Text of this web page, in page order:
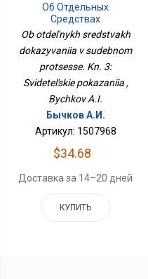
Об Отдельных
Средствах
Доказывания В
Судебном Процессе. Кн.
3: Свидетельские
Показания
Ob otdel'nykh sredstvakh
dokazyvaniia v sudebnom
protsesse. Kn. 3:
Svidetel'skie pokazaniia ,
Bychkov A.I.
Бычков А.И.
Артикул: 1507968
$34.68
Доставка за 14–20 дней
КУПИТЬ